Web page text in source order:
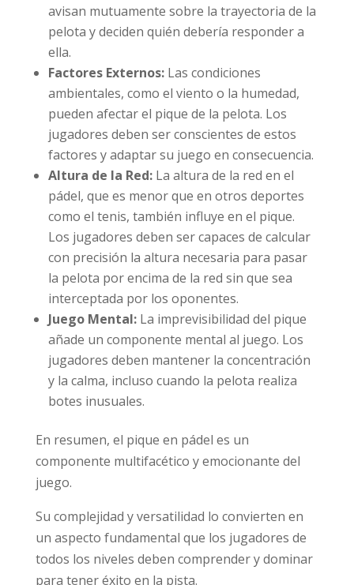
avisan mutuamente sobre la trayectoria de la
pelota y deciden quién debería responder a
ella.
Factores Externos:Las condiciones
ambientales, como el viento o la humedad,
pueden afectar el pique de la pelota. Los
jugadores deben ser conscientes de estos
factores y adaptar su juego en consecuencia.
Altura de la Red:La altura de la red en el
pádel, que es menor que en otros deportes
como el tenis, también influye en el pique.
Los jugadores deben ser capaces de calcular
con precisión la altura necesaria para pasar
la pelota por encima de la red sin que sea
interceptada por los oponentes.
Juego Mental:La imprevisibilidad del pique
añade un componente mental al juego. Los
jugadores deben mantener la concentración
y la calma, incluso cuando la pelota realiza
botes inusuales.
En resumen, el pique en pádel es un
componente multifacético y emocionante del
juego.
Su complejidad y versatilidad lo convierten en
un aspecto fundamental que los jugadores de
todos los niveles deben comprender y dominar
para tener éxito en la pista.